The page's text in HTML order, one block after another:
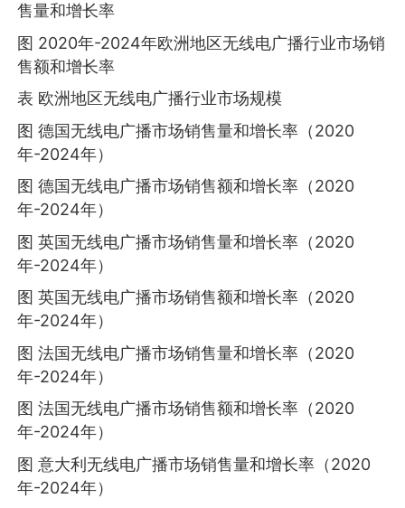
售量和增长率
图 2020年-2024年欧洲地区无线电广播行业市场销
售额和增长率
表 欧洲地区无线电广播行业市场规模
图 德国无线电广播市场销售量和增长率（2020
年-2024年）
图 德国无线电广播市场销售额和增长率（2020
年-2024年）
图 英国无线电广播市场销售量和增长率（2020
年-2024年）
图 英国无线电广播市场销售额和增长率（2020
年-2024年）
图 法国无线电广播市场销售量和增长率（2020
年-2024年）
图 法国无线电广播市场销售额和增长率（2020
年-2024年）
图 意大利无线电广播市场销售量和增长率（2020
年-2024年）